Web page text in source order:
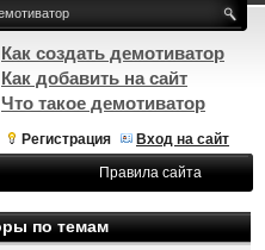
Регистрация
Вход на сайт
Правила сайта
по темам
Как создать демотиватор
Как добавить на сайт
Что такое демотиватор